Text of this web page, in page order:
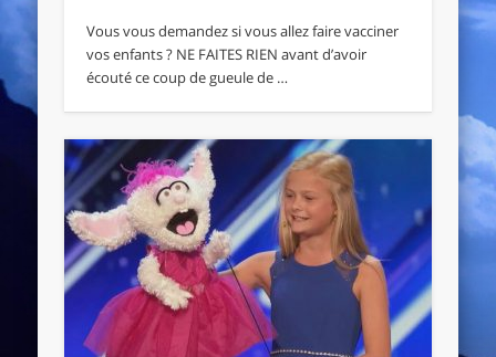
Vous vous demandez si vous allez faire vacciner
vos enfants ? NE FAITES RIEN avant d’avoir
écouté ce coup de gueule de …